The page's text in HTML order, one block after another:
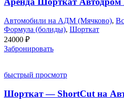
Автомобили на АДМ (Мячково),
Формула (болиды), Шорткат
24000 ₽
Забронировать
быстрый просмотр
Шорткат — ShortCut на